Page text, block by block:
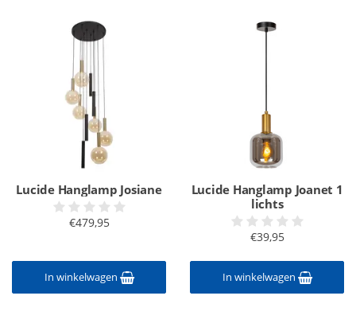
Lucide Hanglamp Josiane
€479,95
In winkelwagen
Lucide Hanglamp Joanet 1
lichts
€39,95
In winkelwagen